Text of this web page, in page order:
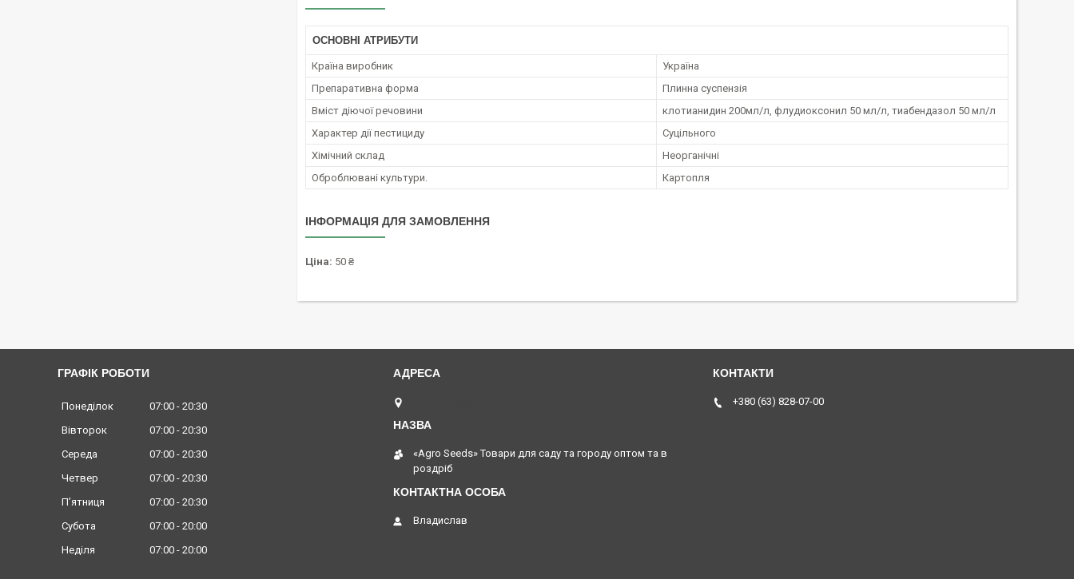
ОСНОВНІ АТРИБУТИ
Країна виробник
Україна
Препаративна форма
Плинна суспензія
Вміст діючої речовини
клотианидин 200мл/л, флудиоксонил 50 мл/л, тиабендазол 50 мл/л
Характер дії пестициду
Суцільного
Хімічний склад
Неорганічні
Оброблювані культури.
Картопля
ІНФОРМАЦІЯ ДЛЯ ЗАМОВЛЕННЯ
Ціна: 50 ₴
ГРАФІК РОБОТИ
Понеділок 07:00
20:30
Вівторок
07:00
20:30
Середа
07:00
20:30
Четвер
07:00
20:30
Пʼятниця
07:00
20:30
Субота
07:00
20:00
Неділя
07:00 20:00
«Agro Seeds» Товари для саду та городу оптом та в
роздріб
Владислав
+380 (63) 828-07-00